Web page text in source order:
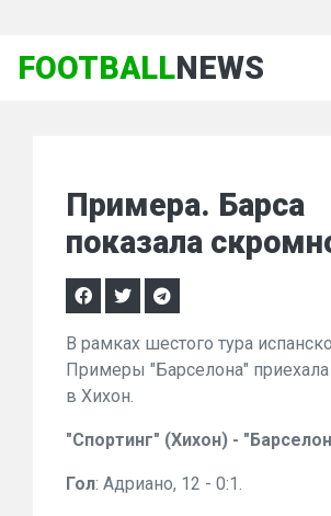
FOOTBALLNEWS
Примера. Барса
показала
В рамках шестого тура
Примеры "Барселона" приехала
в Хихон.
"Спортинг" (Хихон) -
Гол: Адриано, 12 - 0:1.